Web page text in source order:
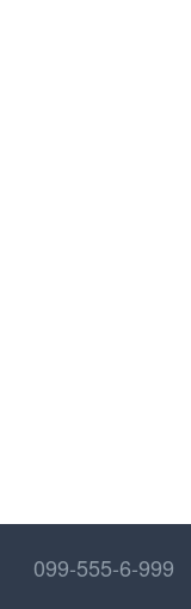
099-555-6-999